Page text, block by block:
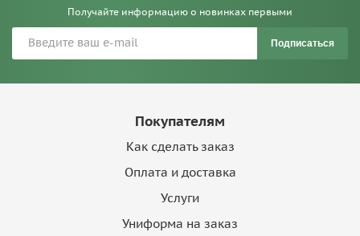
Получайте информацию о новинках первыми
Подписаться
Покупателям
Как сделать заказ
Оплата и доставка
Услуги
Униформа на заказ